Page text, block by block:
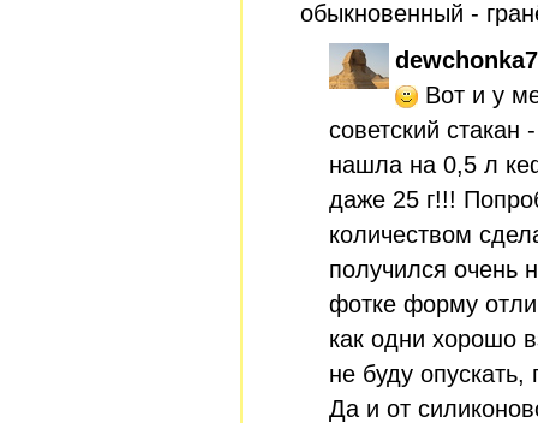
обыкновенный -
Вот и у
советский
нашла на 0,5 л
даже 25 г!!!
количеством
получился очень
фотке форму
как одни хорошо
не буду опускать,
Да и от